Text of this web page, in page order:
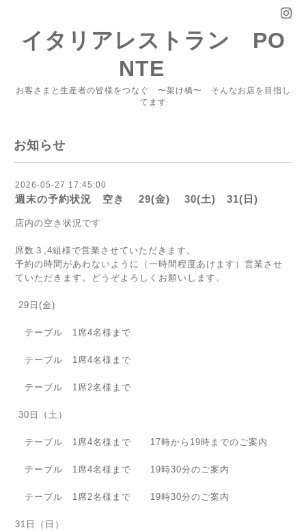
イタリアレストラン PO
NTE
お客さまと生産者の皆様をつなぐ 〜架け橋〜 そんなお店を目指し
てます
お知らせ
2026-05-27 17:45:00
週末の予約状況 空き 29(金) 30(土) 31(日)
店内の空き状況です
席数３,4組様で営業させていただきます。
予約の時間があわないように（一時間程度あけます）営業させ
ていただきます。どうぞよろしくお願いします。
29日(金)
テーブル 1席4名様まで
テーブル 1席4名様まで
テーブル 1席2名様まで
30日（土）
テーブル 1席4名様まで 17時から19時までのご案内
テーブル 1席4名様まで 19時30分のご案内
テーブル 1席2名様まで 19時30分のご案内
31日（日）